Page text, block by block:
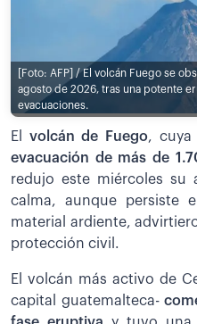
[Foto: AFP] / El volcán Fuego se
agosto de 2026, tras una potente
evacuaciones.
El volcán de Fuego, cuya
evacuación de más de
redujo este miércoles su
calma, aunque persiste
material ardiente,
protección civil.
El volcán más activo de
capital guatemalteca-